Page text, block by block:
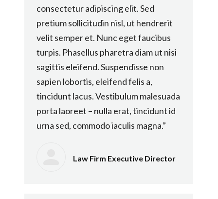
consectetur adipiscing elit. Sed
pretium sollicitudin nisl, ut hendrerit
velit semper et. Nunc eget faucibus
turpis. Phasellus pharetra diam ut nisi
sagittis eleifend. Suspendisse non
sapien lobortis, eleifend felis a,
tincidunt lacus. Vestibulum malesuada
porta laoreet – nulla erat, tincidunt id
urna sed, commodo iaculis magna.”
Law Firm Executive Director